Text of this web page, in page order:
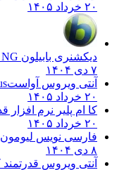
دیکشنری بابیلون NG - فرهنگ لغت کامپیوتر
آنتی ویروس آواست
کا ام پلیر نرم افزار
فارسی نویس لیومون پارسی
آنتی ویروس قدرتمند